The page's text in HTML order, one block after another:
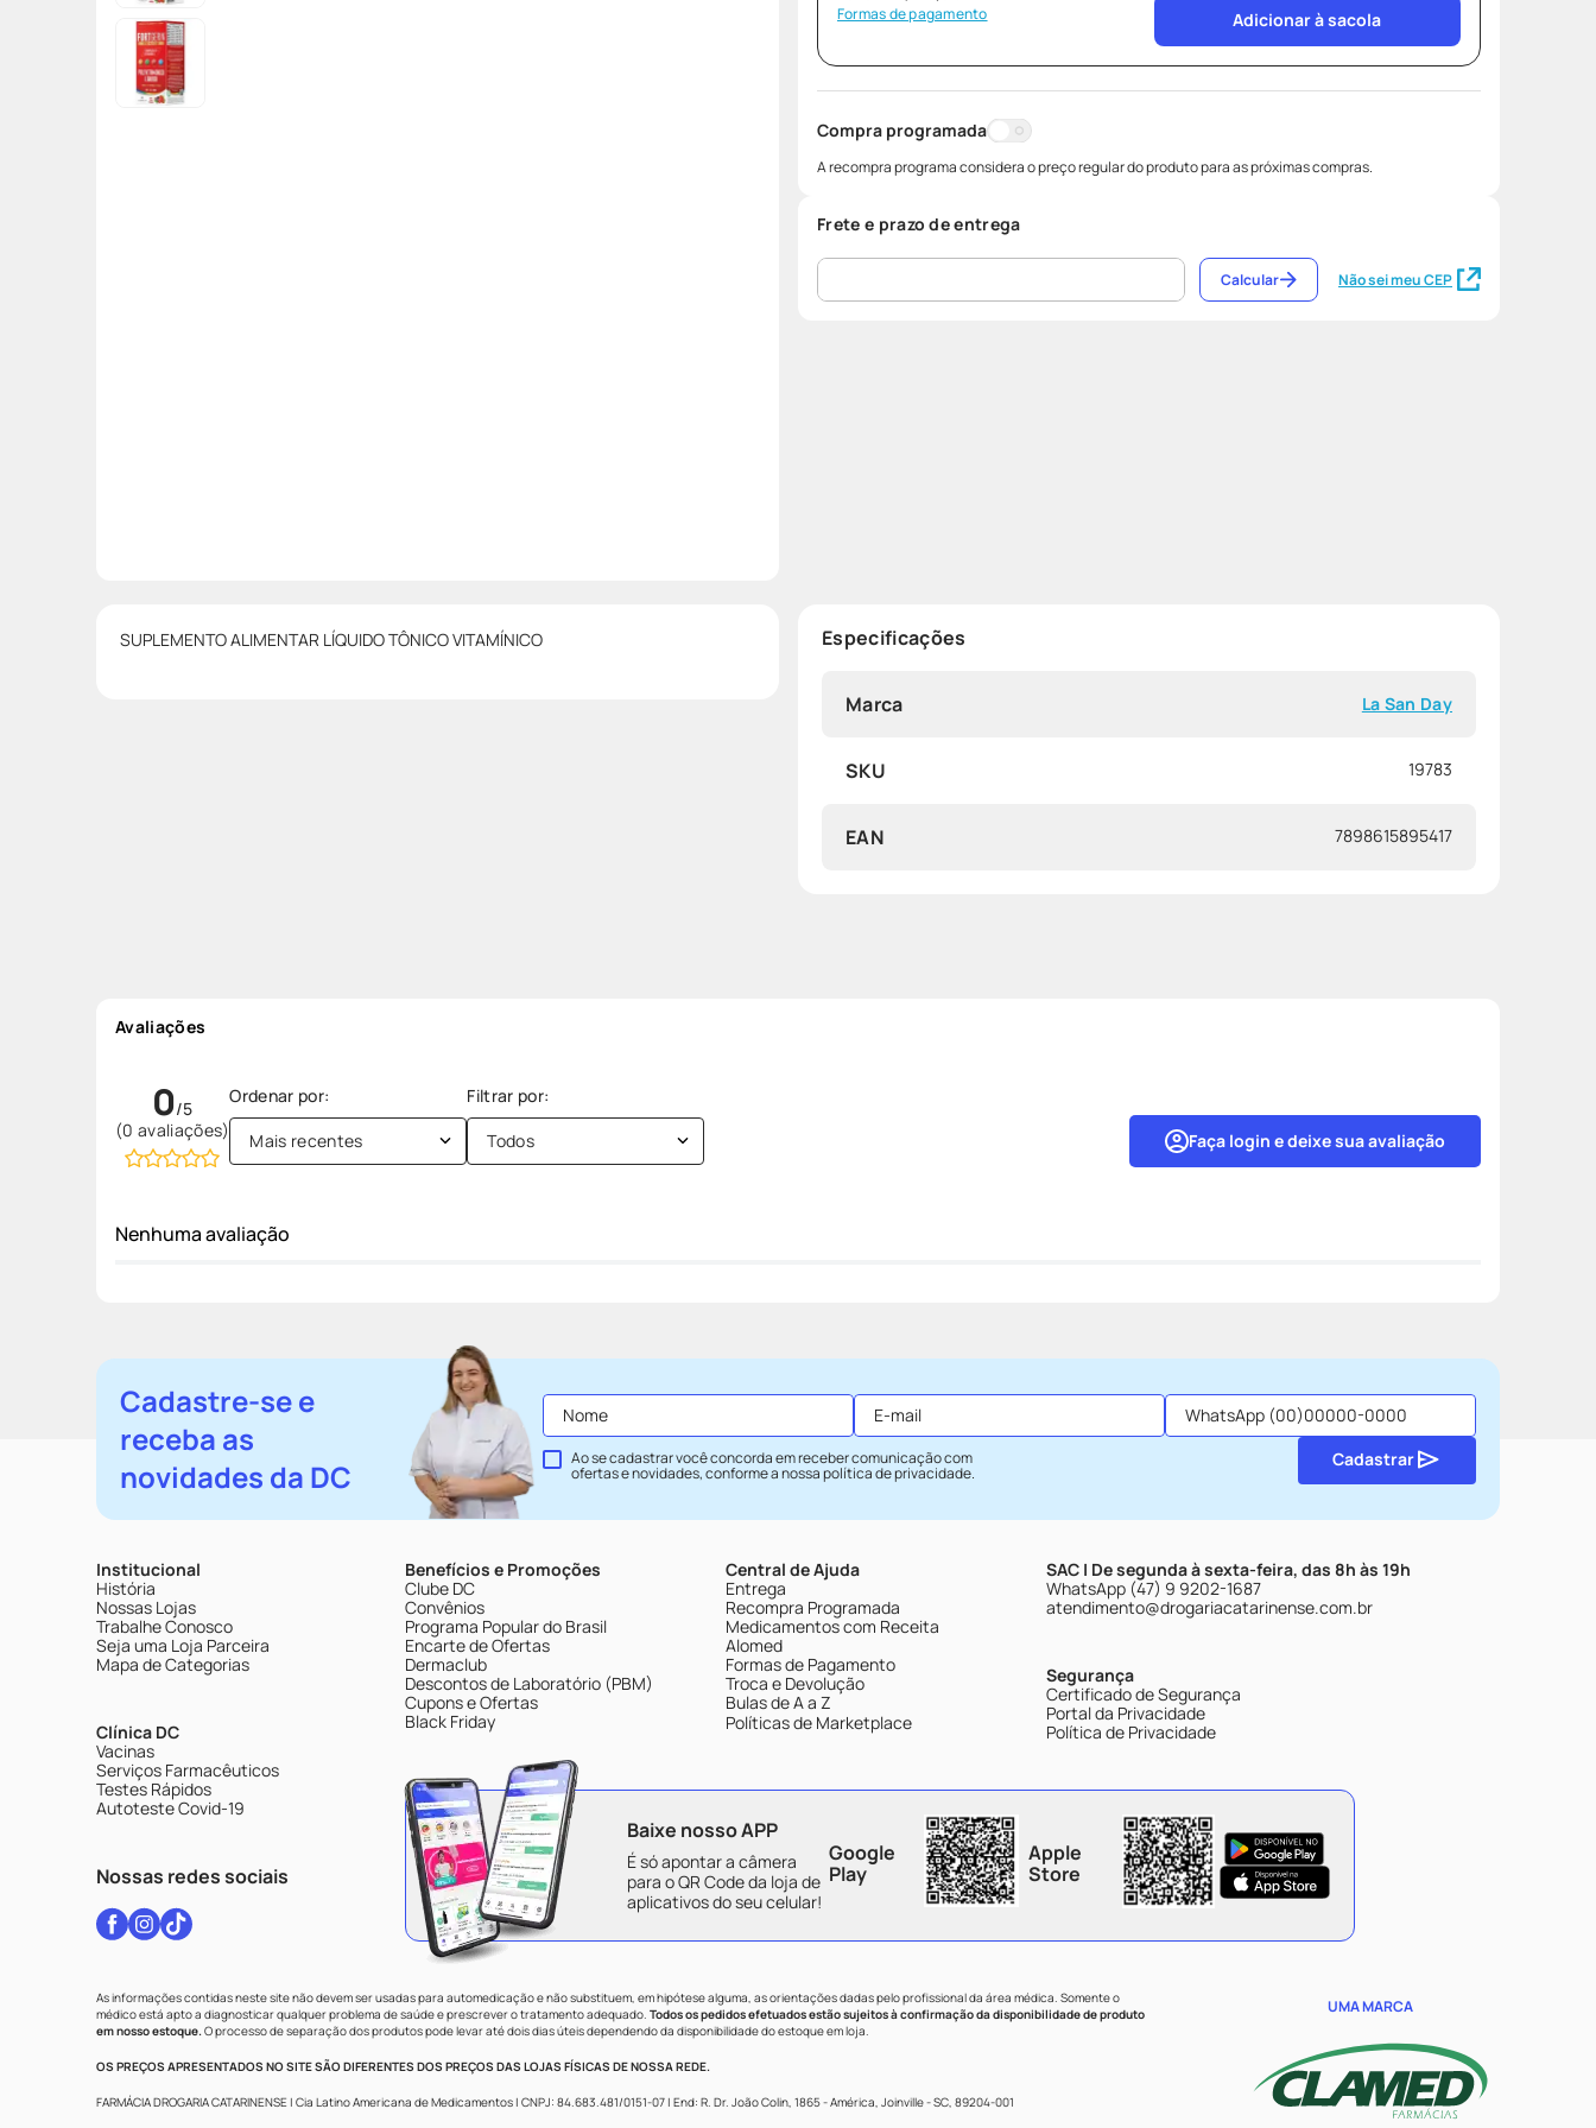
Formas de pagamento Adicionar à sacola
Compra programada
A recompra programa considera o preço regular do produto para as próximas compras.
Frete e prazo de entrega
Não sei meu CEP
Calcular
SUPLEMENTO ALIMENTAR LÍQUIDO TÔNICO VITAMÍNICO Especificações
Marca La San Day
SKU 19783
EAN 7898615895417
Avaliações
0
(0 avaliações) Faça login e deixe sua avaliação
Mais recentes Todos
Nenhuma avaliação
Cadastre-se e
receba as
novidades da DC
Ao se cadastrar você concorda em receber comunicação com
ofertas e novidades, conforme a nossapolítica de privacidade.
Cadastrar
Institucional
História
Nossas Lojas
Trabalhe Conosco
Seja uma Loja Parceira
Mapa de Categorias
Clínica DC
Vacinas
Serviços Farmacêuticos
Testes Rápidos
Autoteste Covid-19
Nossas redes sociais
Benefícios e Promoções
Clube DC
Convênios
Programa Popular do Brasil
Encarte de Ofertas
Dermaclub
Descontos de Laboratório (PBM)
Cupons e Ofertas
Black Friday
Central de Ajuda
Entrega
Recompra Programada
Medicamentos com Receita
Alomed
Formas de Pagamento
Troca e Devolução
Bulas de A a Z
Políticas de Marketplace
SAC | De segunda à sexta-feira, das 8h às 19h
WhatsApp (47) 9 9202-1687
atendimento@drogariacatarinense.com.br
Segurança
Certificado de Segurança
Portal da Privacidade
Política de Privacidade
Baixe nosso APP
É só apontar a câmera
para o QR Code da loja de
aplicativos do seu celular!
Google
Play
Apple
Store
As informações contidas neste site não devem ser usadas para automedicação e não substituem, em hipótese alguma, as orientações dadas pelo profissional da área médica. Somente o
médico está apto a diagnosticar qualquer problema de saúde e prescrever o tratamento adequado. Todos os pedidos efetuados estão sujeitos à confirmação da disponibilidade de produto
em nosso estoque.O processo de separação dos produtos pode levar até dois dias úteis dependendo da disponibilidade do estoque em loja.
OS PREÇOS APRESENTADOS NO SITE SÃO DIFERENTES DOS PREÇOS DAS LOJAS FÍSICAS DE NOSSA REDE.
FARMÁCIA DROGARIA CATARINENSE | Cia Latino Americana de Medicamentos | CNPJ: 84.683.481/0151-07 | End: R. Dr. João Colin, 1865 - América, Joinville - SC, 89204-001
UMA MARCA